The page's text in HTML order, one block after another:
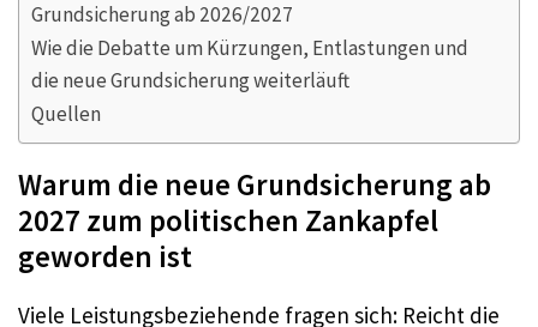
Grundsicherung ab 2026/2027
Wie die Debatte um Kürzungen, Entlastungen und
die neue Grundsicherung weiterläuft
Quellen
Warum die neue Grundsicherung ab
2027 zum politischen Zankapfel
geworden ist
Viele Leistungsbeziehende fragen sich: Reicht die